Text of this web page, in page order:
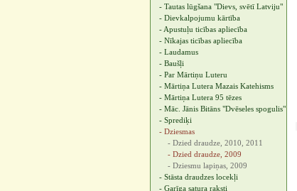
- Tautas lūgšana "Dievs, svētī Latviju"
- Dievkalpojumu kārtība
- Apustuļu ticības apliecība
- Nīkajas ticības apliecība
- Laudamus
- Baušļi
- Par Mārtiņu Luteru
- Mārtiņa Lutera Mazais Katehisms
- Mārtiņa Lutera 95 tēzes
- Māc. Jānis Bitāns "Dvēseles spogulis"
- Sprediķi
- Dziesmas
- Dzied draudze, 2010, 2011
- Dzied draudze, 2009
- Dziesmu lapiņas, 2009
- Stāsta draudzes locekļi
- Garīga satura raksti